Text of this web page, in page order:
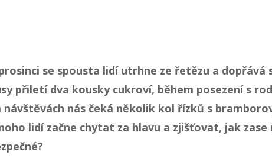
se spousta lidí utrhne ze řetězu a dopřává
přiletí dva kousky cukroví, během posezení s
návštěvách nás čeká několik kol řízků s
lidí začne chytat za hlavu a zjišťovat, jak